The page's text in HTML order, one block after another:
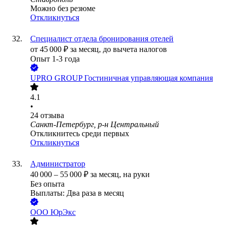
Можно без резюме
Откликнуться
Специалист отдела бронирования отелей
от 45 000 ₽ за месяц, до вычета налогов
Опыт 1-3 года
UPRO GROUP Гостиничная управляющая компания
4.1
•
24 отзыва
Санкт-Петербург, р-н Центральный
Откликнитесь среди первых
Откликнуться
Администратор
40 000 – 55 000 ₽ за месяц, на руки
Без опыта
Выплаты: Два раза в месяц
ООО ЮрЭкс